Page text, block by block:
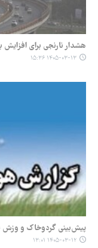
هشدار نارنجی برای
۱۴۰۵-۰۳-۱۳ ۱۵:۳۶
پیش‌بینی گردوخاک و وزش
۱۴۰۵-۰۳-۱۲ ۱۳:۰۱